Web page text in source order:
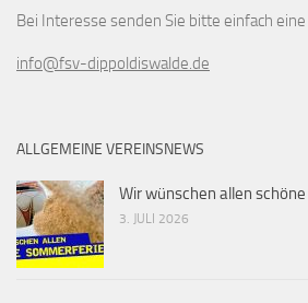
Bei Interesse senden Sie bitte einfach
info@fsv-dippoldiswalde.de
ALLGEMEINE VEREINSNEWS
Wir wünschen allen
3. JULI 2026